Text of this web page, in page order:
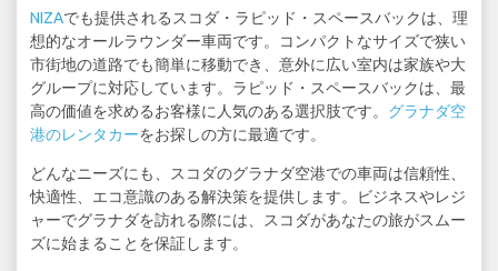
NIZAでも提供されるスコダ・ラピッド・スペースバックは、理
想的なオールラウンダー車両です。コンパクトなサイズで狭い
市街地の道路でも簡単に移動でき、意外に広い室内は家族や大
グループに対応しています。ラピッド・スペースバックは、最
高の価値を求めるお客様に人気のある選択肢です。 グラナダ空
港のレンタカーをお探しの方に最適です。
どんなニーズにも、スコダのグラナダ空港での車両は信頼性、
快適性、エコ意識のある解決策を提供します。ビジネスやレジ
ャーでグラナダを訪れる際には、スコダがあなたの旅がスムー
ズに始まることを保証します。